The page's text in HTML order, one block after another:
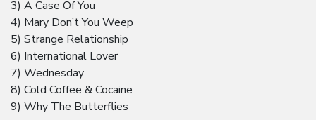
3) A Case Of You
4) Mary Don’t You Weep
5) Strange Relationship
6) International Lover
7) Wednesday
8) Cold Coffee & Cocaine
9) Why The Butterflies